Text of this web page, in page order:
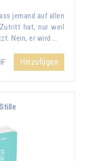
jemand auf allen
hat, nur weil
Nein, er wird …
Hinzufügen